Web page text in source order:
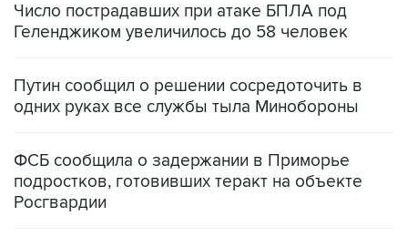
Число пострадавших при атаке БПЛА под
Геленджиком увеличилось до 58 человек
Путин сообщил о решении сосредоточить в
одних руках все службы тыла Минобороны
ФСБ сообщила о задержании в Приморье
подростков, готовивших теракт на объекте
Росгвардии